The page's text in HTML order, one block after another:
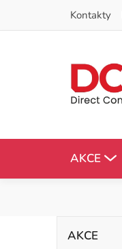
Kontakty
AKCE
P
kategorie
AKCE